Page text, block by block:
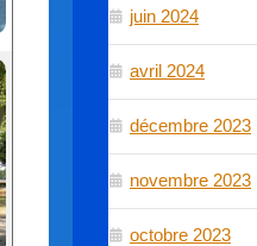
juin 2024
avril 2024
décembre 2023
novembre 2023
octobre 2023